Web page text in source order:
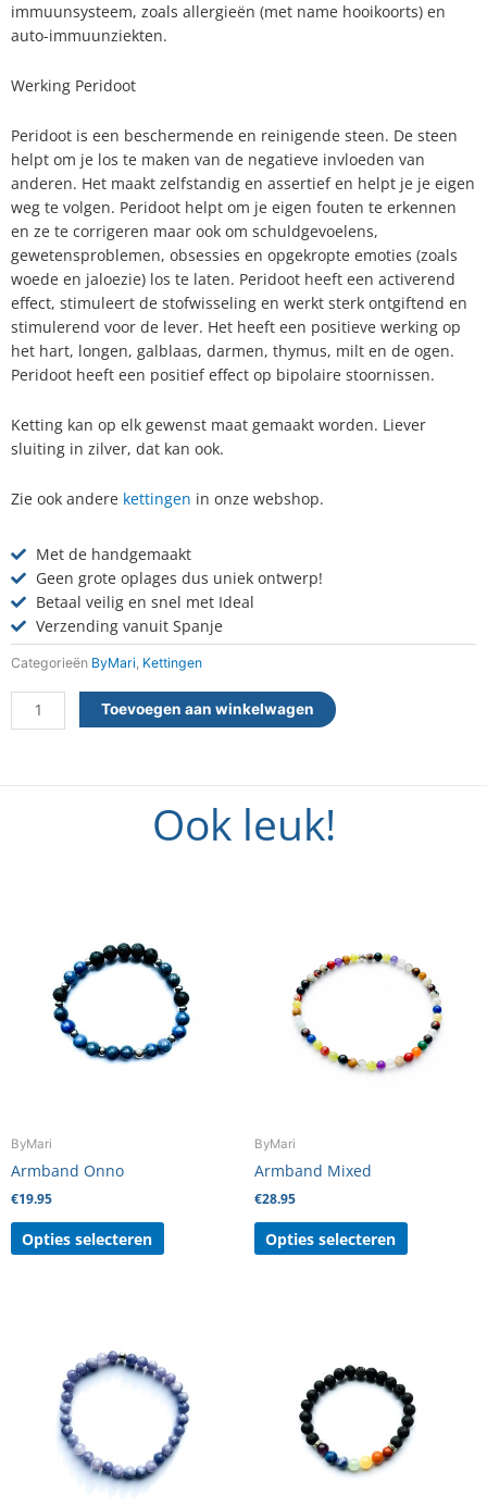
immuunsysteem, zoals allergieën (met name hooikoorts) en
auto-immuunziekten.
Werking Peridoot
Peridoot is een beschermende en reinigende steen. De steen
helpt om je los te maken van de negatieve invloeden van
anderen. Het maakt zelfstandig en assertief en helpt je je eigen
weg te volgen. Peridoot helpt om je eigen fouten te erkennen
en ze te corrigeren maar ook om schuldgevoelens,
gewetensproblemen, obsessies en opgekropte emoties (zoals
woede en jaloezie) los te laten. Peridoot heeft een activerend
effect, stimuleert de stofwisseling en werkt sterk ontgiftend en
stimulerend voor de lever. Het heeft een positieve werking op
het hart, longen, galblaas, darmen, thymus, milt en de ogen.
Peridoot heeft een positief effect op bipolaire stoornissen.
Ketting kan op elk gewenst maat gemaakt worden. Liever
sluiting in zilver, dat kan ook.
Zie ook andere kettingen in onze webshop.
Met de handgemaakt
Geen grote oplages dus uniek ontwerp!
Betaal veilig en snel met Ideal
Verzending vanuit Spanje
Categorieën ByMari, Kettingen
Ketting
Edelstenen
Toevoegen aan winkelwagen
Ook leuk!
ByMari
Armband Onno
€19.95
Opties selecteren
heeft
meerdere
variaties.
Deze
optie
productpagina
ByMari
Armband Mixed
€28.95
Opties selecteren
heeft
meerdere
variaties.
Deze
optie
heeft
meerdere
variaties.
Deze
optie
meerdere
variaties.
Deze